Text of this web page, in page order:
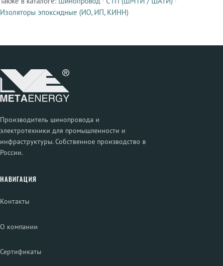
Смежные продукты
Изоляторы эпоксидные (ИО, ИП, КИНН)
Производитель шинопровода и
электротехники для промышленности и
инфраструктуры. Собственное производство в
России.
НАВИГАЦИЯ
Контакты
О компании
Сертификаты